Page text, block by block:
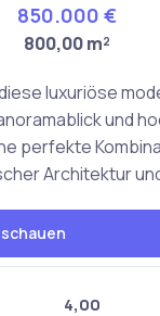
850.000 €
800,00 m²
luxuriöse
und
perfekte
Architektur
4,00